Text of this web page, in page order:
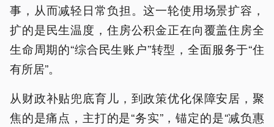
事，从而减轻日常负担。这一轮使用场景扩容，
扩的是民生温度，住房公积金正在向覆盖住房全
生命周期的“综合民生账户”转型，全面服务于“住
有所居”。
从财政补贴兜底育儿，到政策优化保障安居，聚
焦的是痛点，主打的是“务实”，锚定的是“减负惠